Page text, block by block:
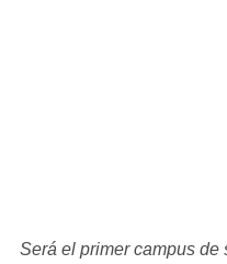
Será el primer campus de